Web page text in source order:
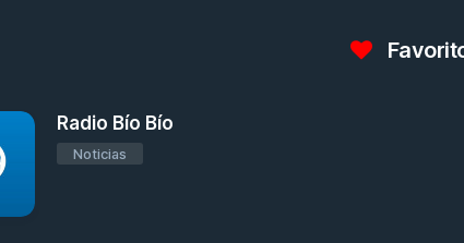
Radio Bío Bío
Noticias